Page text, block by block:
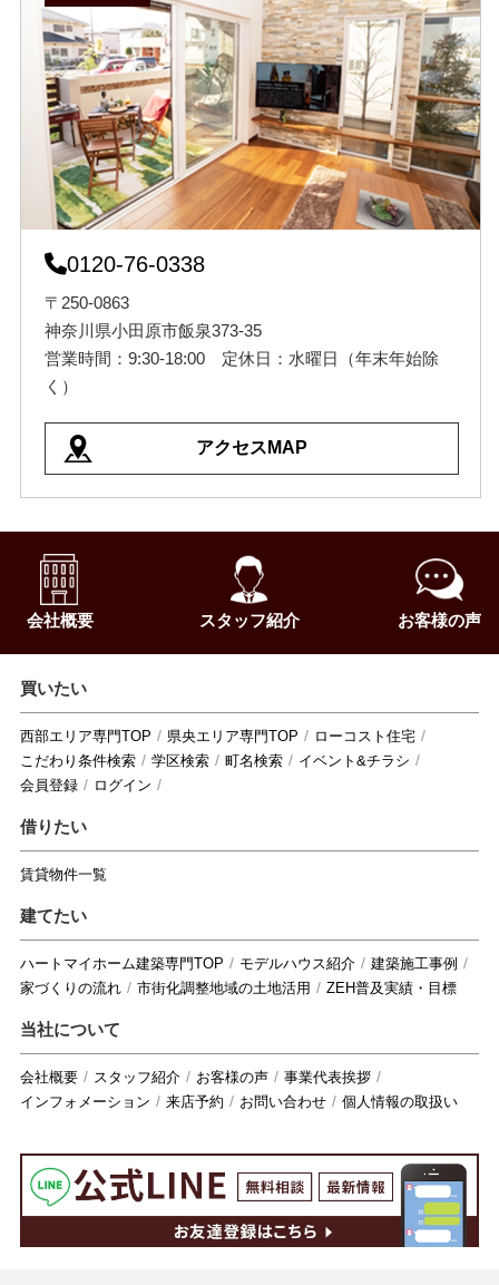
0120-76-0338
〒250-0863
神奈川県小田原市飯泉373-35
営業時間：9:30-18:00 定休日：水曜日（年末年始除
く）
アクセスMAP
会社概要 スタッフ紹介 お客様の声
買いたい
西部エリア専門TOP 県央エリア専門TOP
ローコスト住宅
こだわり条件検索
学区検索 町名検索
イベント&チラシ
会員登録
ログイン
借りたい
賃貸物件一覧
建てたい
ハートマイホーム建築専門TOP モデルハウス紹介
建築施工事例
家づくりの流れ
市街化調整地域の土地活用 ZEH普及実績・目標
当社について
会社概要 スタッフ紹介 お客様の声
事業代表挨拶
インフォメーション
来店予約 お問い合わせ 個人情報の取扱い